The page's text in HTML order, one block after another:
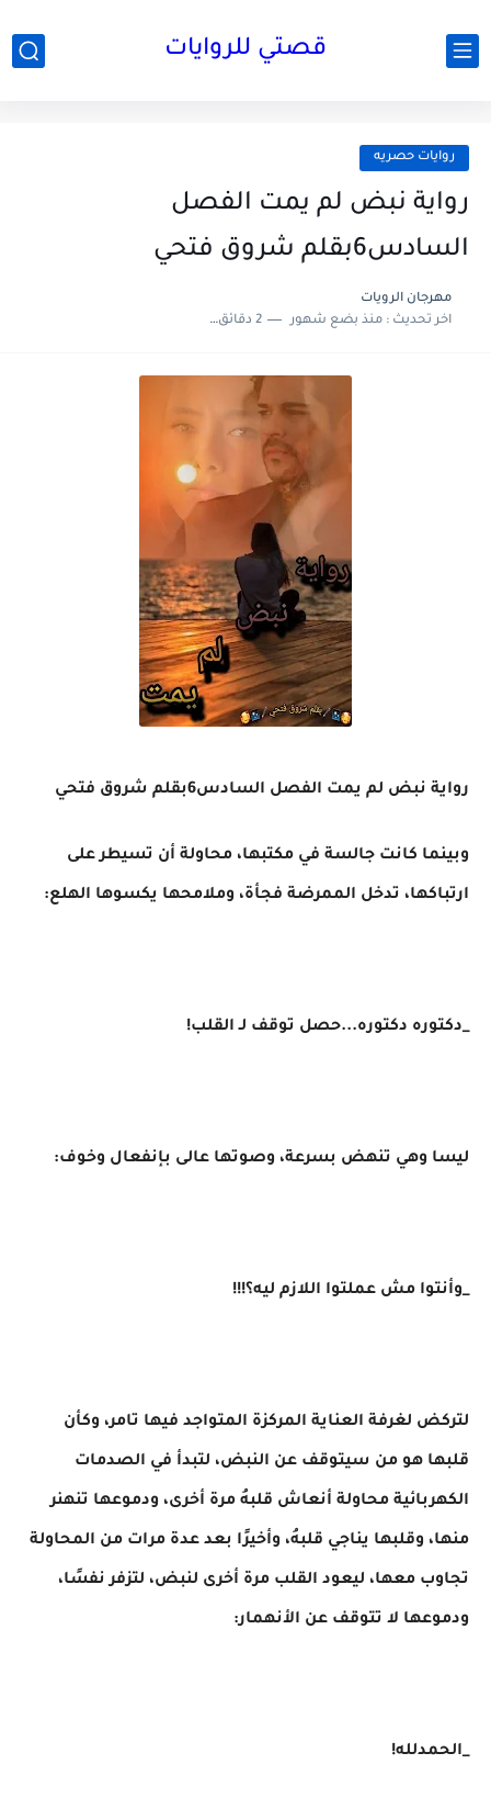
قصتي للروايات
روايات حصريه
رواية نبض لم يمت الفصل
السادس6بقلم شروق فتحي
مهرجان الرويات
اخر تحديث :منذ بضع شهور 2 دقائق للقراءة
رواية نبض لم يمت الفصل السادس6بقلم شروق فتحي
وبينما كانت جالسة في مكتبها، محاولة أن تسيطر على
ارتباكها، تدخل الممرضة فجأة، وملامحها يكسوها الهلع:
_دكتوره دكتوره...حصل توقف لـ القلب!
ليسا وهي تنهض بسرعة، وصوتها عالى بإنفعال وخوف:
_وأنتوا مش عملتوا اللازم ليه؟!!!
لتركض لغرفة العناية المركزة المتواجد فيها تامر، وكأن
قلبها هو من سيتوقف عن النبض، لتبدأ في الصدمات
الكهربائية محاولة أنعاش قلبهُ مرة أخرى، ودموعها تنهنر
منها، وقلبها يناجي قلبهُ، وأخيرًا بعد عدة مرات من المحاولة
تجاوب معها، ليعود القلب مرة أخرى لنبض، لتزفر نفسًا،
ودموعها لا تتوقف عن الأنهمار:
_الحمدلله!